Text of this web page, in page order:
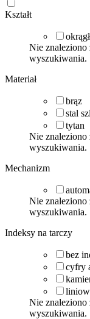
Kształt
Nie znaleziono
wyszukiwania.
Materiał
brąz
stal
tytan
Nie znaleziono
wyszukiwania.
Mechanizm
Nie znaleziono
wyszukiwania.
Indeksy na tarczy
bez
cyfry
Nie znaleziono
wyszukiwania.